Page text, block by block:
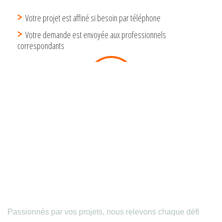
Passionnés par vos projets, nous relevons chaque défi